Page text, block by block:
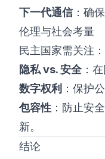
下一代通信：确
伦理与社会考量
民主国家需关注：
隐私 vs. 安全：在
数字权利 ：保护
包容性 ：防止安
新。
结论